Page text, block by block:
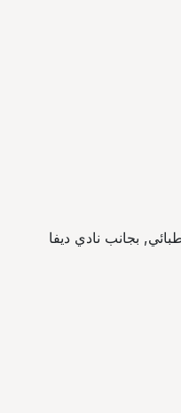
بجانب نادي ديفا